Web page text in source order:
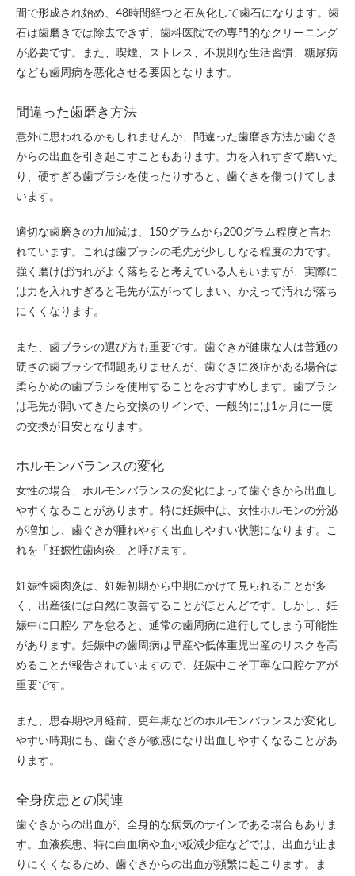
間で形成され始め、48時間経つと石灰化して歯石になります。歯
石は歯磨きでは除去できず、歯科医院での専門的なクリーニング
が必要です。また、喫煙、ストレス、不規則な生活習慣、糖尿病
なども歯周病を悪化させる要因となります。
間違った歯磨き方法
意外に思われるかもしれませんが、間違った歯磨き方法が歯ぐき
からの出血を引き起こすこともあります。力を入れすぎて磨いた
り、硬すぎる歯ブラシを使ったりすると、歯ぐきを傷つけてしま
います。
適切な歯磨きの力加減は、150グラムから200グラム程度と言わ
れています。これは歯ブラシの毛先が少ししなる程度の力です。
強く磨けば汚れがよく落ちると考えている人もいますが、実際に
は力を入れすぎると毛先が広がってしまい、かえって汚れが落ち
にくくなります。
また、歯ブラシの選び方も重要です。歯ぐきが健康な人は普通の
硬さの歯ブラシで問題ありませんが、歯ぐきに炎症がある場合は
柔らかめの歯ブラシを使用することをおすすめします。歯ブラシ
は毛先が開いてきたら交換のサインで、一般的には1ヶ月に一度
の交換が目安となります。
ホルモンバランスの変化
女性の場合、ホルモンバランスの変化によって歯ぐきから出血し
やすくなることがあります。特に妊娠中は、女性ホルモンの分泌
が増加し、歯ぐきが腫れやすく出血しやすい状態になります。こ
れを「妊娠性歯肉炎」と呼びます。
妊娠性歯肉炎は、妊娠初期から中期にかけて見られることが多
く、出産後には自然に改善することがほとんどです。しかし、妊
娠中に口腔ケアを怠ると、通常の歯周病に進行してしまう可能性
があります。妊娠中の歯周病は早産や低体重児出産のリスクを高
めることが報告されていますので、妊娠中こそ丁寧な口腔ケアが
重要です。
また、思春期や月経前、更年期などのホルモンバランスが変化し
やすい時期にも、歯ぐきが敏感になり出血しやすくなることがあ
ります。
全身疾患との関連
歯ぐきからの出血が、全身的な病気のサインである場合もありま
す。血液疾患、特に白血病や血小板減少症などでは、出血が止ま
りにくくなるため、歯ぐきからの出血が頻繁に起こります。ま